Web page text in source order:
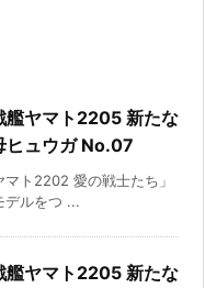
艦ヤマト2205 新たな
ヒュウガ No.07
ト2202 愛の戦士たち」
デルをつ ...
艦ヤマト2205 新たな